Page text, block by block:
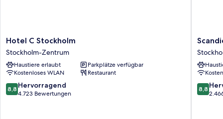
Hotel
C
Stockholm
Stockholm-
Zentrum
Hotel C Stockholm
Stockholm-Zentrum
Haustiere erlaubt
Parkplätze verfügbar
Kostenloses WLAN
Restaurant
8.8
von
8,8 Hervorragend
4.723 Bewertungen
Scandic
8.8
von
8,8